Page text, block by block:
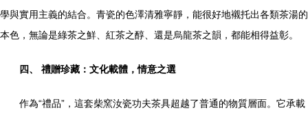
學與實用主義的結合。青瓷的色澤清雅寧靜，能很好地襯托出各類茶湯的
本色，無論是綠茶之鮮、紅茶之醇、還是烏龍茶之韻，都能相得益彰。
四、 禮贈珍藏：文化載體，情意之選
作為“禮品”，這套柴窯汝瓷功夫茶具超越了普通的物質層面。它承載